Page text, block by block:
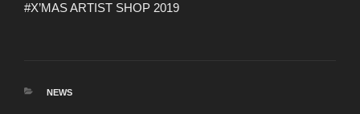
#X’MAS ARTIST SHOP 2019
カ
NEWS